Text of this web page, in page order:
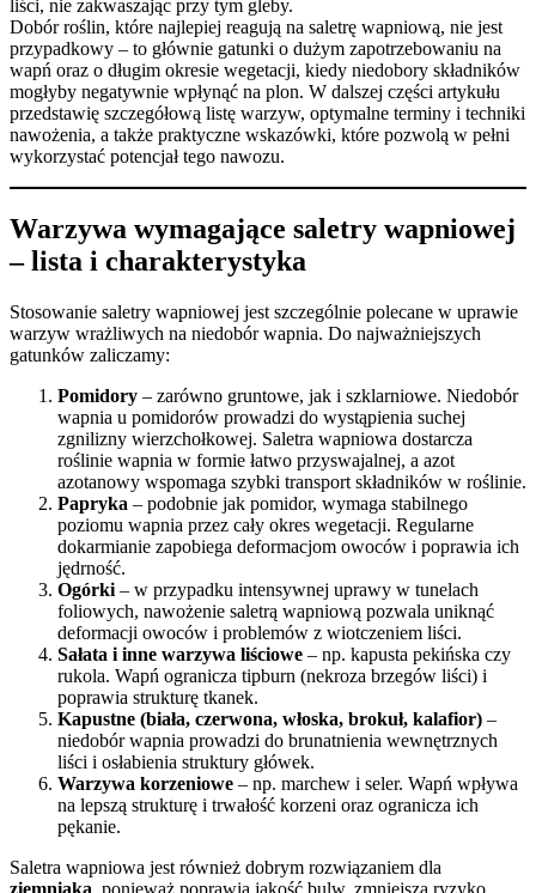
liści, nie zakwaszając przy tym gleby.
Dobór roślin, które najlepiej reagują na saletrę wapniową, nie jest
przypadkowy – to głównie gatunki o dużym zapotrzebowaniu na
wapń oraz o długim okresie wegetacji, kiedy niedobory składników
mogłyby negatywnie wpłynąć na plon. W dalszej części artykułu
przedstawię szczegółową listę warzyw, optymalne terminy i techniki
nawożenia, a także praktyczne wskazówki, które pozwolą w pełni
wykorzystać potencjał tego nawozu.
Warzywa wymagające saletry wapniowej
– lista i charakterystyka
Stosowanie saletry wapniowej jest szczególnie polecane w uprawie
warzyw wrażliwych na niedobór wapnia. Do najważniejszych
gatunków zaliczamy:
Pomidory – zarówno gruntowe, jak i szklarniowe. Niedobór
wapnia u pomidorów prowadzi do wystąpienia suchej
zgnilizny wierzchołkowej. Saletra wapniowa dostarcza
roślinie wapnia w formie łatwo przyswajalnej, a azot
azotanowy wspomaga szybki transport składników w roślinie.
Papryka – podobnie jak pomidor, wymaga stabilnego
poziomu wapnia przez cały okres wegetacji. Regularne
dokarmianie zapobiega deformacjom owoców i poprawia ich
jędrność.
Ogórki – w przypadku intensywnej uprawy w tunelach
foliowych, nawożenie saletrą wapniową pozwala uniknąć
deformacji owoców i problemów z wiotczeniem liści.
Sałata i inne warzywa liściowe – np. kapusta pekińska czy
rukola. Wapń ogranicza tipburn (nekroza brzegów liści) i
poprawia strukturę tkanek.
Kapustne (biała, czerwona, włoska, brokuł, kalafior) –
niedobór wapnia prowadzi do brunatnienia wewnętrznych
liści i osłabienia struktury główek.
Warzywa korzeniowe – np. marchew i seler. Wapń wpływa
na lepszą strukturę i trwałość korzeni oraz ogranicza ich
pękanie.
Saletra wapniowa jest również dobrym rozwiązaniem dla
ziemniaka , ponieważ poprawia jakość bulw, zmniejsza ryzyko